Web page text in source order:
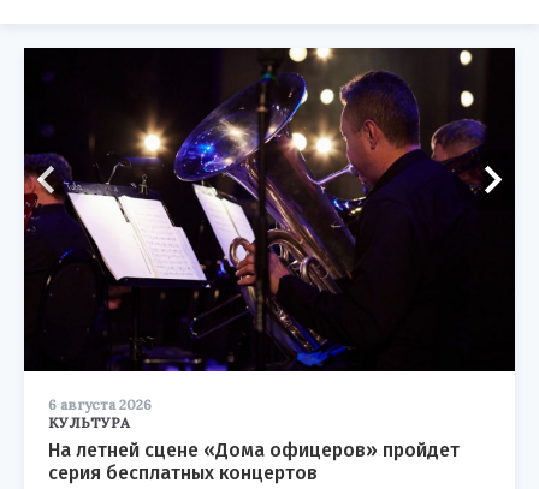
6 августа 2026
КУЛЬТУРА
На летней сцене «Дома офицеров» пройдет
серия бесплатных концертов